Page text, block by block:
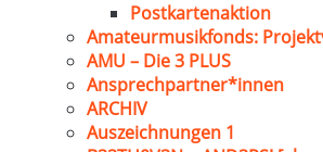
Postkartenaktion
Amateurmusikfonds:
AMU – Die 3 PLUS
Ansprechpartner*innen
ARCHIV
Auszeichnungen 1